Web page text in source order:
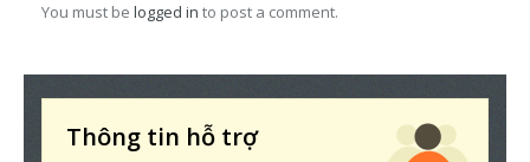
You must be logged in to post a comment.
Thông tin hỗ trợ